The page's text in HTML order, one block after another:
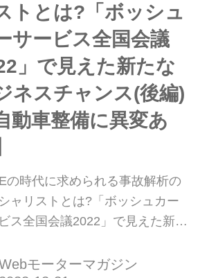
トとは?「ボッシュ
サービス全国会議
」で見えた新たな
ネスチャンス(後編)
動車整備に異変あ
の時代に求められる事故解析の
ャリストとは?「ボッシュカー
ス全国会議2022」で見えた新た
変あり】 EDRデータを活用した
モーターマガジン